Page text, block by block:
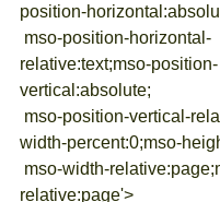
position-
relative:text;mso-position-
vertical:absolute;
width-percent:0;mso-
relative:page'>